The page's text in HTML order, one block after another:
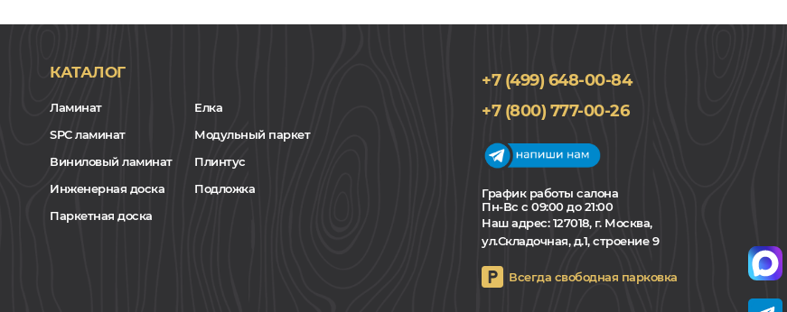
КАТАЛОГ
Ламинат
SPC ламинат
Виниловый ламинат
Инженерная доска
Паркетная доска
Елка
Модульный паркет
Плинтус
Подложка
+7 (499) 648-00-84
+7 (800) 777-00-26
График работы салона
Пн-Вс с 09:00 до 21:00
Наш адрес:127018, г. Москва,
ул.Складочная, д.1, строение 9
Всегда свободная парковка